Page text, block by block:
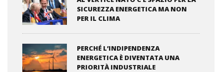
SICUREZZA ENERGETICA MA NON
PER IL CLIMA
PERCHÉ L’INDIPENDENZA
ENERGETICA È DIVENTATA UNA
PRIORITÀ INDUSTRIALE